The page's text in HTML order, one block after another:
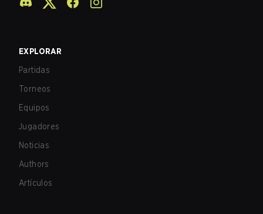
EXPLORAR
Partidas
Torneos
Equipos
Jugadores
Noticias
Authors
Artículos